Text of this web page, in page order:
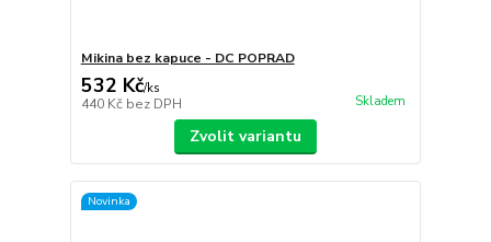
Mikina bez kapuce - DC POPRAD
532 Kč/ks
440 Kč bez DPH Skladem
Zvolit variantu
Novinka